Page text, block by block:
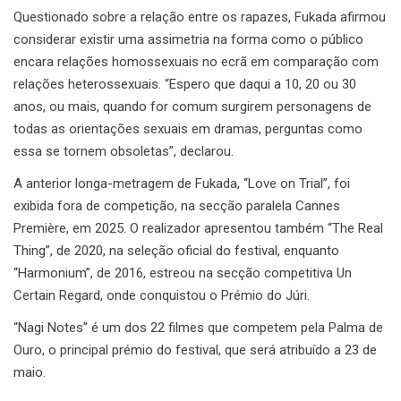
Questionado sobre a relação entre os rapazes, Fukada afirmou
considerar existir uma assimetria na forma como o público
encara relações homossexuais no ecrã em comparação com
relações heterossexuais. “Espero que daqui a 10, 20 ou 30
anos, ou mais, quando for comum surgirem personagens de
todas as orientações sexuais em dramas, perguntas como
essa se tornem obsoletas”, declarou.
A anterior longa-metragem de Fukada, “Love on Trial”, foi
exibida fora de competição, na secção paralela Cannes
Première, em 2025. O realizador apresentou também “The Real
Thing”, de 2020, na seleção oficial do festival, enquanto
“Harmonium”, de 2016, estreou na secção competitiva Un
Certain Regard, onde conquistou o Prémio do Júri.
“Nagi Notes” é um dos 22 filmes que competem pela Palma de
Ouro, o principal prémio do festival, que será atribuído a 23 de
maio.